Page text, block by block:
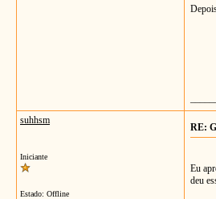
suhhsm
Iniciante
Estado: Offline
RE:
Eu
deu